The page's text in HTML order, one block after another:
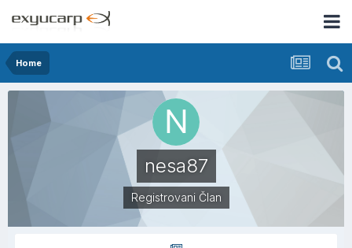
Home
nesa87
Registrovani Član